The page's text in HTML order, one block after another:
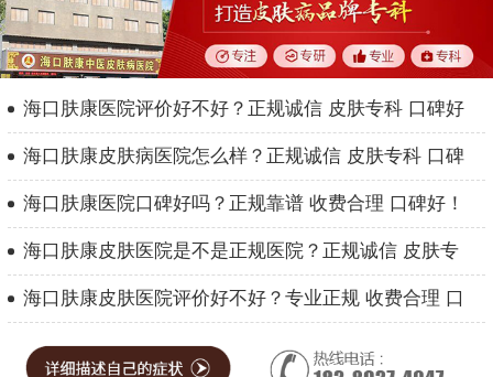
海口肤康医院评价好不好？正规诚信 皮肤专科 口碑好
海口肤康皮肤病医院怎么样？正规诚信 皮肤专科 口碑
海口肤康医院口碑好吗？正规靠谱 收费合理 口碑好！
海口肤康皮肤医院是不是正规医院？正规诚信 皮肤专
海口肤康皮肤医院评价好不好？专业正规 收费合理 口